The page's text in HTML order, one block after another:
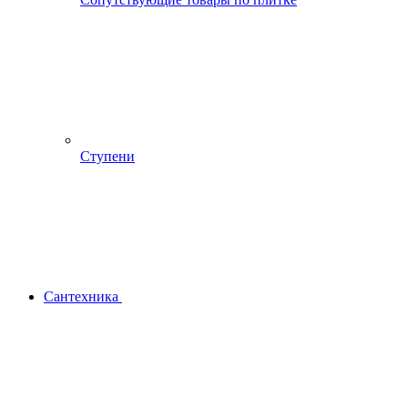
Ступени
Сантехника